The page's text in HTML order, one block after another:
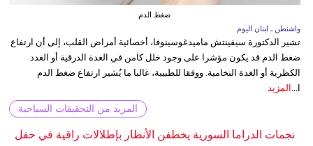
ضغط الدم
واشنطن ـ لبنان اليوم
تشير الدكتورة سيفينتش ماميدغوسينوفا، أخصائية أمراض القلب، إلى أن ارتفاع
ضغط الدم قد يكون مؤشرا على وجود خلل كامن في الغدة الدرقية أو الغدد
الكظرية أو الغدة النخامية. ووفقا للطبيبة، غالبا ما يُشير ارتفاع ضغط الدم
ا...
المزيد
المزيد من التحقيقات السياحية
نجمات الدراما السورية يخطفن الأنظار بإطلالات راقية في حفل